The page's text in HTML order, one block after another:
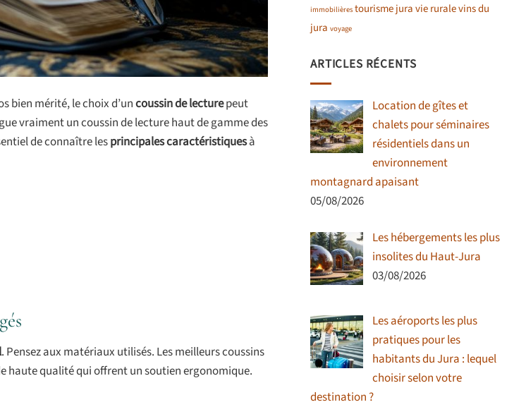
bien mérité, le choix d’uncoussin de lecturepeut
vraiment un coussin de lecture haut de gamme des
de connaître lesprincipales caractéristiquesà
. Pensez aux matériaux utilisés. Les meilleurs coussins
haute qualité qui offrent un soutien ergonomique.
immobilières tourisme juravie ruralevins du
jura voyage
ARTICLES RÉCENTS
Location de gîtes et
chalets pour séminaires
résidentiels dans un
environnement
montagnard apaisant
05/08/2026
Les hébergements les plus
insolites du Haut-Jura
03/08/2026
Les aéroports les plus
pratiques pour les
habitants du Jura : lequel
choisir selon votre
destination ?